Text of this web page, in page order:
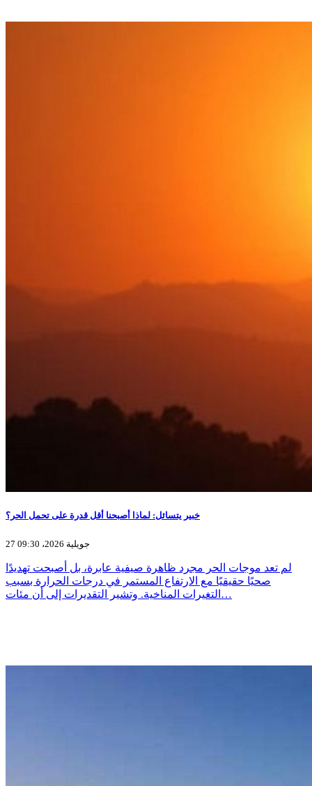
خبير يتسائل: لماذا أصبحنا أقل قدرة على تحمل الحر؟
27 جويلية 2026، 09:30
لم تعد موجات الحر مجرد ظاهرة صيفية عابرة، بل أصبحت تهديدًا
صحيًا حقيقيًا مع الارتفاع المستمر في درجات الحرارة بسبب
التغيرات المناخية. وتشير التقديرات إلى أن مئات…